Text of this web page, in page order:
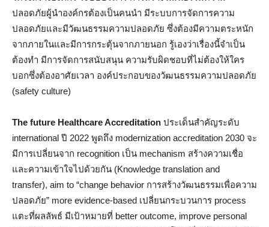
ปลอดภัยผู้นำองค์กรต้องเป็นคนนำ มีระบบการจัดการความ
ปลอดภัยและมีวัฒนธรรมความปลอดภัย ซึ่งต้องมีความตระหนัก
จากภายในและมีการกระตุ้นจากภายนอก รู้เองว่าเรื่องนี้จำเป็น
ต้องทำ มีการจัดการสนับสนุน ความรับผิดชอบที่ไม่ต้องให้ใคร
บอกซึ่งต้องอาศัยเวลา องค์ประกอบของวัฒนธรรมความปลอดภัย
(safety culture)
The future Healthcare Accreditation ประเด็นสำคัญระดับ
international ปี 2022 พูดถึง modernization accreditation 2030 จะ
มีการเปลี่ยนจาก recognition เป็น mechanism สร้างความเชื่อ
และความเข้าใจไปด้วยกัน (Knowledge translation and
transfer), aim to “change behavior การสร้างวัฒนธรรมเพื่อความ
ปลอดภัย” more evidence-based เปลี่ยนกระบวนการ process
แตะที่ผลลัพธ์ มีเป้าหมายที่ better outcome, improve personal